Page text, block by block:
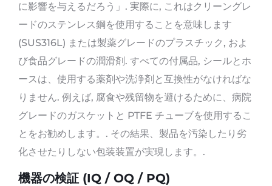
に影響を与えるだろう」. 実際に, これはクリーングレ
ードのステンレス鋼を使用することを意味します
(SUS316L) または製薬グレードのプラスチック, およ
び食品グレードの潤滑剤. すべての付属品, シールとホ
ースは、使用する薬剤や洗浄剤と互換性がなければな
りません. 例えば, 腐食や残留物を避けるために、病院
グレードのガスケットと PTFE チューブを使用するこ
とをお勧めします。. その結果、製品を汚染したり劣
化させたりしない包装装置が実現します。.
機器の検証 (IQ / OQ / PQ)